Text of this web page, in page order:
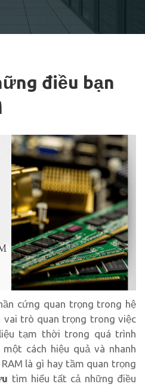
điều bạn
cứng quan trọng trong hệ
vai trò quan trọng trong việc
tạm thời trong quá trình
cách hiệu quả và nhanh
là gì hay tầm quan trọng
tìm hiểu tất cả những điều